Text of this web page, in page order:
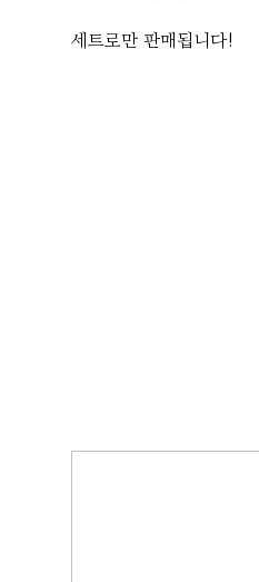
세트로만 판매됩니다!